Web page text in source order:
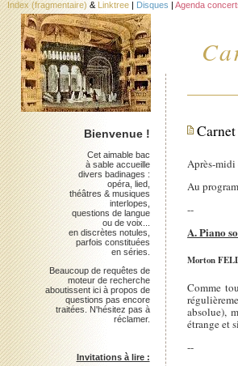
Index (fragmentaire) & Linktree | Disques | Agenda
Après-midi
Au
--
A. Piano
Morton
Comme
absolue),
étrange et
--
Bienvenue !
Cet aimable bac
à sable accueille
divers badinages :
opéra, lied,
théâtres & musiques
interlopes,
questions de langue
ou de voix...
en discrètes notules,
parfois constituées
en séries.
Beaucoup de requêtes de
moteur de recherche
aboutissent ici à propos de
questions pas encore
traitées. N'hésitez pas à
réclamer.
Invitations à lire :